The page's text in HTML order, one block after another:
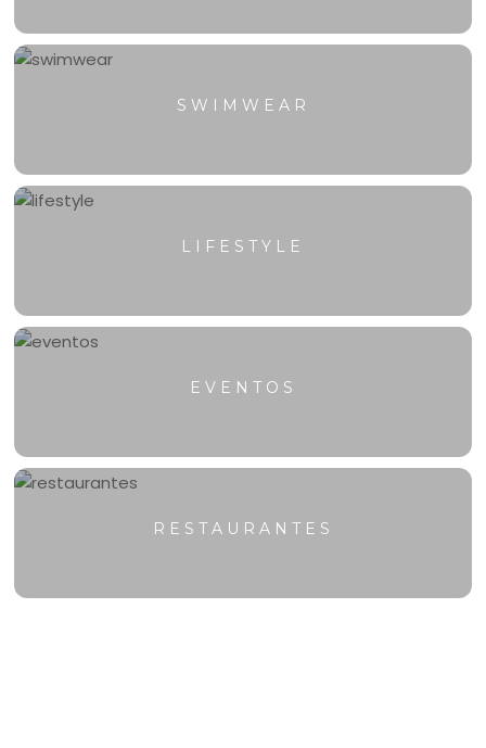
SWIMWEAR
LIFESTYLE
EVENTOS
RESTAURANTES